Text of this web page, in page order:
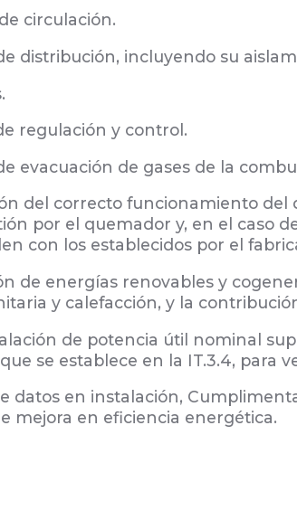
circulación.
distribución, incluyendo su
regulación y control.
evacuación de gases de la
del correcto funcionamiento
por el quemador y, en el caso
con los establecidos por el
de energías renovables y
y calefacción, y la
de potencia útil nominal
se establece en la IT.3.4, para
datos en instalación,
mejora en eficiencia energética.